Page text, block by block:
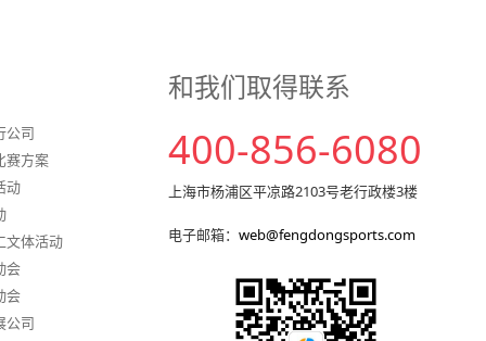
公司
赛方案
动
文体活动
会
会
公司
和我们取得联系
400-856-6080
上海市杨浦区平凉路2103号老行政楼3楼
电子邮箱：web@fengdongsports.com